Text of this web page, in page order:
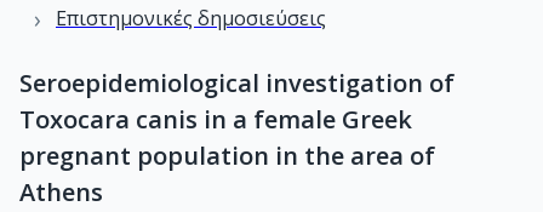
› Επιστημονικές δημοσιεύσεις
Seroepidemiological investigation of
Toxocara canis in a female Greek
pregnant population in the area of
Athens